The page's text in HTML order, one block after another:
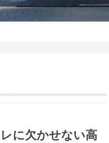
に欠かせない高